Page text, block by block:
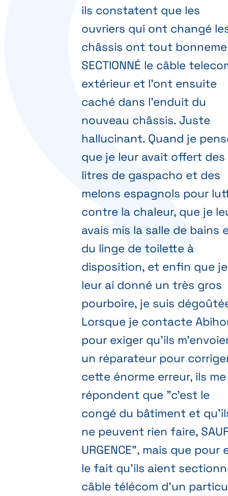
ils constatent que les
ouvriers qui ont changé
châssis ont tout
SECTIONNÉ le câble
extérieur et l'ont ensuite
caché dans l'enduit du
nouveau châssis. Juste
hallucinant. Quand je
que je leur avait offert des
litres de gaspacho et des
melons espagnols pour
contre la chaleur, que je
avais mis la salle de bains
du linge de toilette à
disposition, et enfin que je
leur ai donné un très gros
pourboire, je suis
Lorsque je contacte
pour exiger qu'ils
un réparateur pour
cette énorme erreur, ils me
répondent que "c'est le
congé du bâtiment et
ne peuvent rien faire,
URGENCE", mais que pour
le fait qu'ils aient
câble télécom d'un